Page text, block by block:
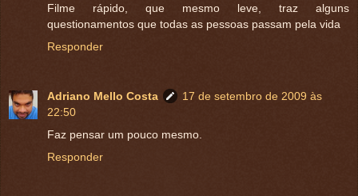
Filme rápido, que mesmo leve, traz alguns
questionamentos que todas as pessoas passam pela vida
Responder
Adriano Mello Costa
17 de setembro de 2009 às
22:50
Faz pensar um pouco mesmo.
Responder